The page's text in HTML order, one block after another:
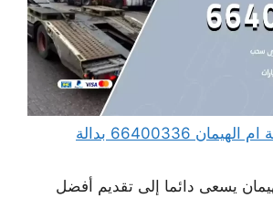
ونش كرين سطحة ام الهيمان 66400336 بدالة
يسعى دائما إلى تقديم أفضل